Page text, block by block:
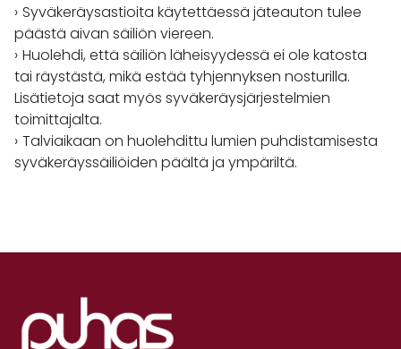
Syväkeräysastioita käytettäessä jäteauton tulee
päästä aivan säiliön viereen.
Huolehdi, että säiliön läheisyydessä ei ole katosta
tai räystästä, mikä estää tyhjennyksen nosturilla.
Lisätietoja saat myös syväkeräysjärjestelmien
toimittajalta.
Talviaikaan on huolehdittu lumien puhdistamisesta
syväkeräyssäiliöiden päältä ja ympäriltä.